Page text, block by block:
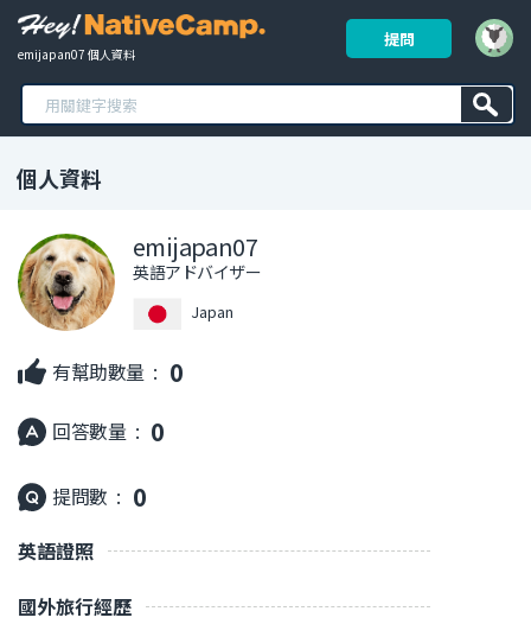
emijapan07 個人資料
提問
個人資料
emijapan07
英語アドバイザー
Japan
有幫助數量 : 0
回答數量 : 0
提問數 : 0
英語證照
國外旅行經歷